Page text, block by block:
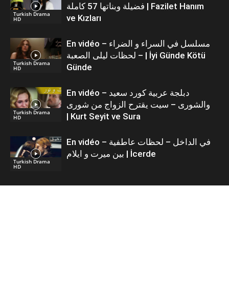
Turkish Drama
HD
فضيلة وبناتها 57 كاملة | Fazilet Hanım
ve Kızları
Turkish Drama
HD
En vidéo – مسلسل في السراء و الضراء
– لحظات ليلى الصعبة | İyi Günde Kötü
Günde
Turkish Drama
HD
En vidéo – دبلجة عربية كورد سعيد
والشورى – سيت يقترح الزواج من شورى
| Kurt Seyit ve Sura
Turkish Drama
HD
En vidéo – في الداخل – لحظات عاطفية
بين ميرت و ايلام | İcerde